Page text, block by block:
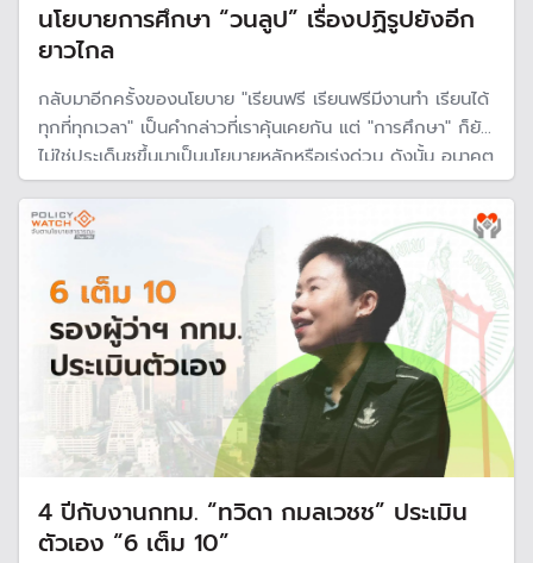
นโยบายการศึกษา “วนลูป” เรื่องปฏิรูปยังอีก
ยาวไกล
กลับมาอีกครั้งของนโยบาย "เรียนฟรี เรียนฟรีมีงานทำ เรียนได้
ทุกที่ทุกเวลา" เป็นคำกล่าวที่เราคุ้นเคยกัน แต่ "การศึกษา" ก็ยัง
ไม่ใช่ประเด็นชูขึ้นมาเป็นนโยบายหลักหรือเร่งด่วน ดังนั้น อนาคต
ของประเทศจะแย่ย่ำ หากการศึกษาไม่ได้รับการปฏิรูปอย่าง
จริงจัง และคนในสังคมทำได้เพียงแต่ "บ่น" เรื่องการศึกษา
คุณภาพต่ำ
4 ปีกับงานกทม. “ทวิดา กมลเวชช” ประเมิน
ตัวเอง “6 เต็ม 10”